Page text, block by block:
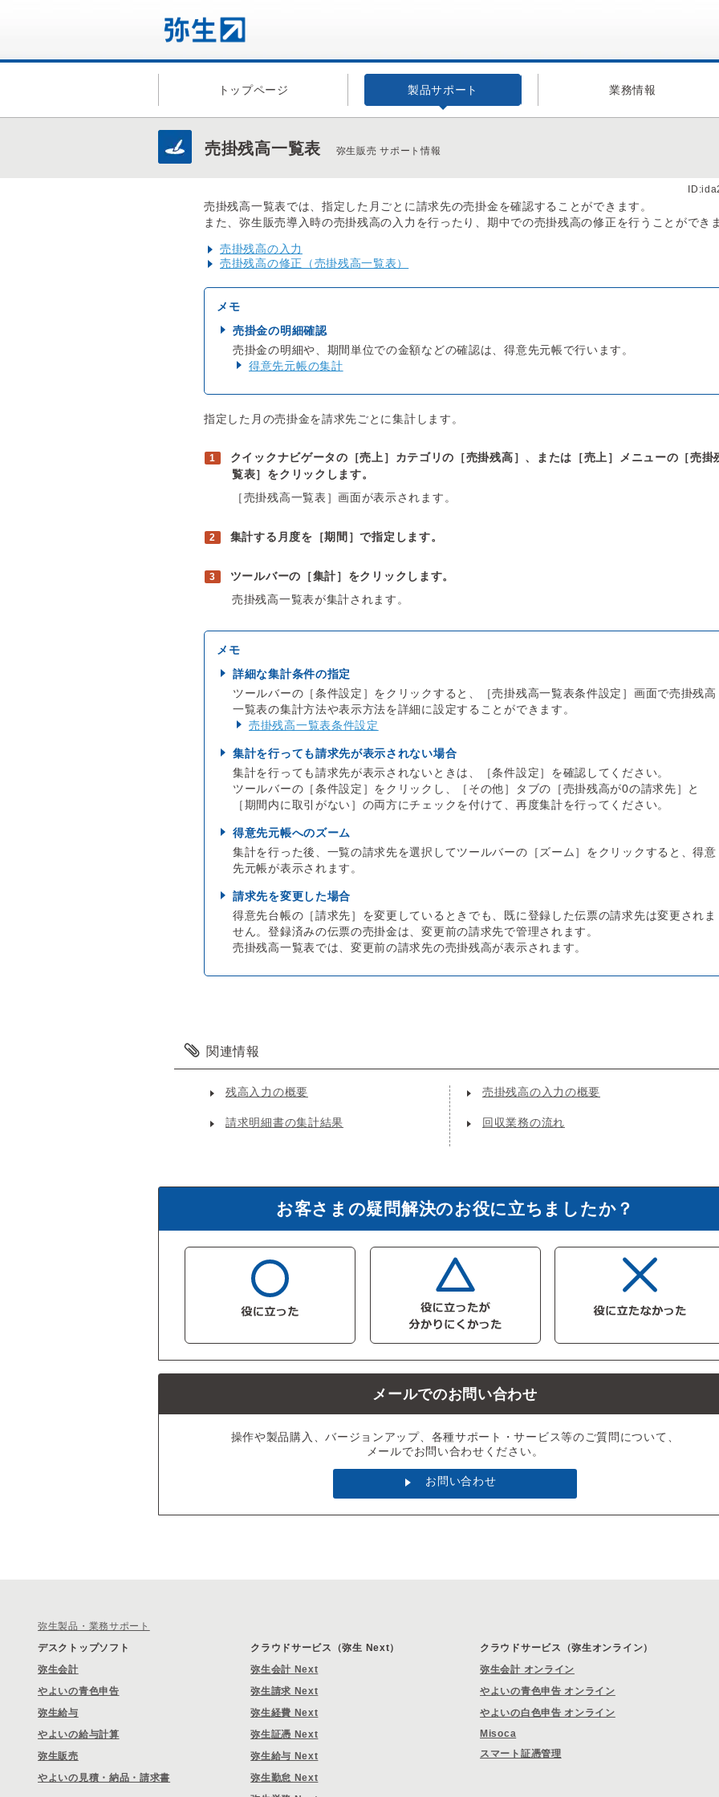
トップページ 製品サポート 業務情報
売掛残高一覧表 弥生販売 サポート情報
売掛残高一覧表では、指定した月ごとに請求先の売掛金を確認することができます。
また、弥生販売導入時の売掛残高の入力を行ったり、期中での売掛残高の修正を行うことができ
売掛残高の入力
売掛残高の修正（売掛残高一覧表）
売掛金の明細確認
売掛金の明細や、期間単位での金額などの確認は、得意先元帳で行います。
得意先元帳の集計
指定した月の売掛金を請求先ごとに集計します。
クイックナビゲータの［売上］カテゴリの［売掛残高］、または［売上］メニューの［売掛
覧表］をクリックします。
［売掛残高一覧表］画面が表示されます。
集計する月度を［期間］で指定します。
ツールバーの［集計］をクリックします。
売掛残高一覧表が集計されます。
詳細な集計条件の指定
ツールバーの［条件設定］をクリックすると、［売掛残高一覧表条件設定］画面で売掛残高
一覧表の集計方法や表示方法を詳細に設定することができます。
売掛残高一覧表条件設定
集計を行っても請求先が表示されない場合
集計を行っても請求先が表示されないときは、［条件設定］を確認してください。
ツールバーの［条件設定］をクリックし、［その他］タブの［売掛残高が0の請求先］と
［期間内に取引がない］の両方にチェックを付けて、再度集計を行ってください。
得意先元帳へのズーム
集計を行った後、一覧の請求先を選択してツールバーの［ズーム］をクリックすると、得意
先元帳が表示されます。
請求先を変更した場合
得意先台帳の［請求先］を変更しているときでも、既に登録した伝票の請求先は変更されま
せん。登録済みの伝票の売掛金は、変更前の請求先で管理されます。
売掛残高一覧表では、変更前の請求先の売掛残高が表示されます。
関連情報
残高入力の概要 売掛残高の入力の概要
請求明細書の集計結果 回収業務の流れ
お客さまの疑問解決のお役に立ちましたか？
メールでのお問い合わせ
操作や製品購入、バージョンアップ、各種サポート・サービス等のご質問について、
メールでお問い合わせください。
お問い合わせ
弥生製品・業務サポート
デスクトップソフト
弥生会計
やよいの青色申告
弥生給与
やよいの給与計算
弥生販売
やよいの見積・納品・請求書
クラウドサービス（弥生 Next）
弥生会計 Next
弥生請求 Next
弥生経費 Next
弥生証憑 Next
弥生給与 Next
弥生勤怠 Next
クラウドサービス（弥生オンライン）
弥生会計 オンライン
やよいの青色申告 オンライン
やよいの白色申告 オンライン
Misoca
スマート証憑管理